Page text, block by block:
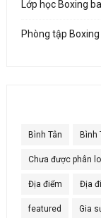
Lớp học Boxing
Phòng tập
Bình Tân Bình
Chưa được phân
Địa điểm Địa
featured Gia